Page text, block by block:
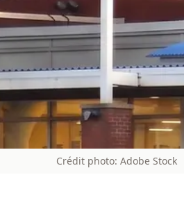
Crédit photo: Adobe Stock